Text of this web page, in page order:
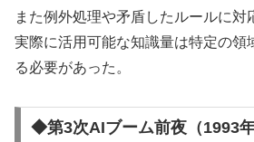
また例外処理や矛盾したルールに対
実際に活用可能な知識量は特定の領
る必要があった。
◆第3次AIブーム前夜（1993年